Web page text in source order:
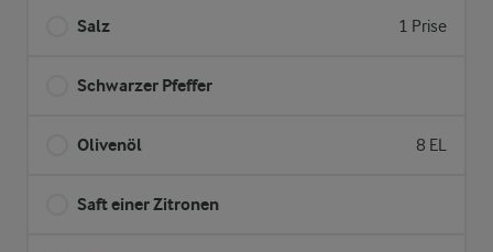
Salz 1 Prise
Schwarzer Pfeffer
Olivenöl 8 EL
Saft einer Zitronen